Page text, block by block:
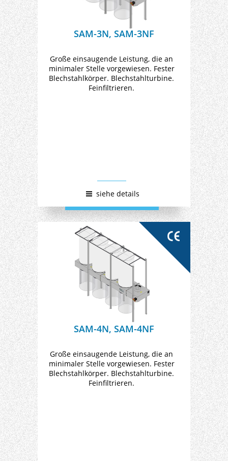
SAM-3N, SAM-3NF
Große einsaugende Leistung, die an
minimaler Stelle vorgewiesen. Fester
Blechstahlkörper. Blechstahlturbine.
Feinfiltrieren.
siehe details
SAM-4N, SAM-4NF
Große einsaugende Leistung, die an
minimaler Stelle vorgewiesen. Fester
Blechstahlkörper. Blechstahlturbine.
Feinfiltrieren.